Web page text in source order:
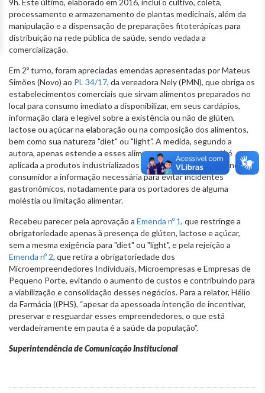
processamento e armazenamento de plantas medicinais, além da
manipulação e a dispensação de preparações fitoterápicas para
distribuição na rede pública de saúde, sendo vedada a
comercialização.
Em 2º turno, foram apreciadas emendas apresentadas por Mateus
Simões (Novo) ao PL 34/17, da vereadora Nely (PMN), que obriga os
estabelecimentos comerciais que sirvam alimentos preparados no
local para consumo imediato a disponibilizar, em seus cardápios,
informação clara e legível sobre a existência ou não de glúten,
lactose ou açúcar na elaboração ou na composição dos alimentos,
bem como sua natureza "diet" ou "light". A medida, segundo a
autora, apenas estende a esses alimentos uma regra que já é
aplicada a produtos industrializados em larga escala, propiciando ao
consumidor a informação necessária para evitar incidentes
gastronômicos, notadamente para os portadores de alguma
moléstia ou limitação alimentar.
Recebeu parecer pela aprovação a Emenda nº 1, que restringe a
obrigatoriedade apenas à presença de glúten, lactose e açúcar,
sem a mesma exigência para "diet" ou "light", e pela rejeição a
Emenda nº 2, que retira a obrigatoriedade dos
Microempreendedores Individuais, Microempresas e Empresas de
Pequeno Porte, evitando o aumento de custos e contribuindo para
a viabilização e consolidação desses negócios. Para a relator, Hélio
da Farmácia ((PHS), “apesar da apessoada intenção de incentivar,
preservar e resguardar esses empreendedores, o que está
verdadeiramente em pauta é a saúde da população”.
Superintendência de Comunicação Institucional